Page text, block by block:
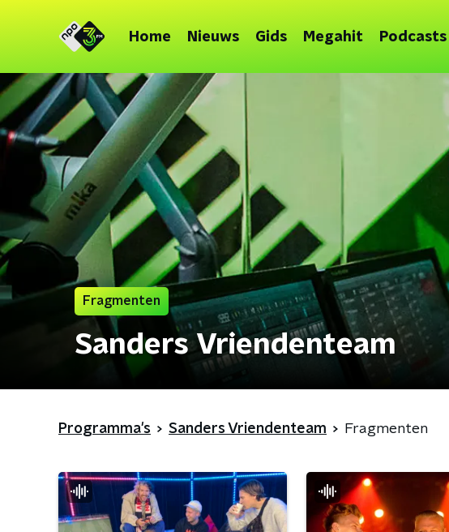
Home Nieuws Gids Megahit Podcasts
Fragmenten
Sanders Vriendenteam
Programma's Sanders Vriendenteam Fragmenten